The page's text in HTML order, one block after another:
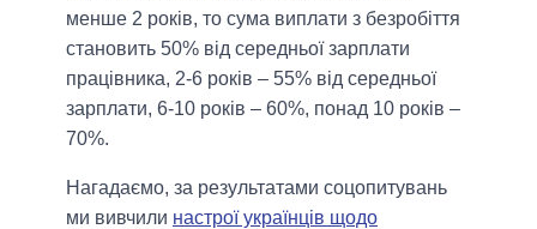
менше 2 років, то сума виплати з безробіття
становить 50% від середньої зарплати
працівника, 2-6 років – 55% від середньої
зарплати, 6-10 років – 60%, понад 10 років –
70%.
Нагадаємо, за результатами соцопитувань
ми вивчили настрої українців щодо